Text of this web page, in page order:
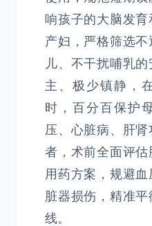
响孩子的大脑发
产妇，严格筛选
儿、不干扰哺乳
主、极少镇静，
时，百分百保护
压、心脏病、肝
者，术前全面评
用药方案，规避血
脏器损伤，精准
线。